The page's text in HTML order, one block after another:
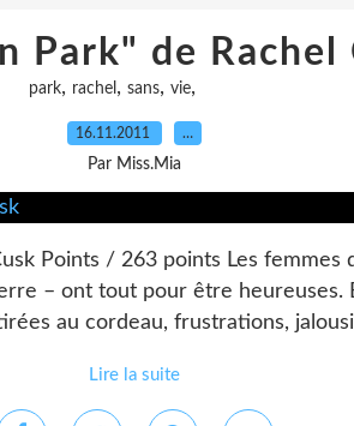
Park" de Rachel
park, rachel , sans, vie,
16.11.2011 …
Par Miss.Mia
Points / 263 points Les femmes
– ont tout pour être heureuses.
au cordeau, frustrations,
Lire la suite